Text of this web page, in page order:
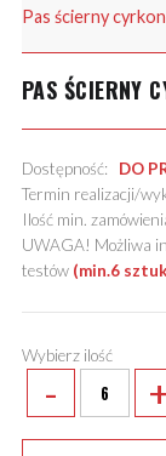
Pas ścierny
PAS ŚCIERNY
Dostępność: DO
Termin realizacji/
Ilość min.
UWAGA! Możliwa
testów (min.6
Wybierz ilość
-